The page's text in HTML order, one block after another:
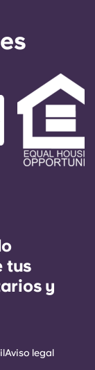
tus
y
Aviso legal